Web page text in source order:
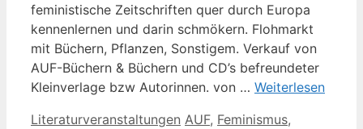
feministische Zeitschriften quer durch Europa
kennenlernen und darin schmökern. Flohmarkt
mit Büchern, Pflanzen, Sonstigem. Verkauf von
AUF-Büchern & Büchern und CD’s befreundeter
Kleinverlage bzw Autorinnen. von … Weiterlesen
Kategorien
Literaturveranstaltungen Schlagwörter
AUF, Feminismus,